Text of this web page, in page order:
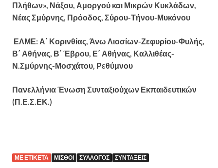
Πλήθων», Νάξου, Αμοργού και Μικρών Κυκλάδων,
Νέας Σμύρνης, Πρόοδος, Σύρου-Τήνου-Μυκόνου
ΕΛΜΕ: Α΄ Κορινθίας, Άνω Λιοσίων-Ζεφυρίου-Φυλής,
Β΄ Αθήνας, Β΄ Έβρου, Ε΄ Αθήνας, Καλλιθέας-
Ν.Σμύρνης-Μοσχάτου, Ρεθύμνου
Πανελλήνια Ένωση Συνταξιούχων Εκπαιδευτικών
(Π.Ε.Σ.ΕΚ.)
ΜΕ ΕΤΙΚΈΤΑ ΜΙΣΘΟΊ ΣΎΛΛΟΓΟΣ ΣΥΝΤΆΞΕΙΣ